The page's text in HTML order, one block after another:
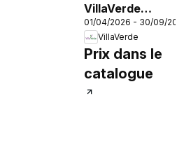
VillaVerde
catalogue
01/04/2026 - 30/09/2026
VillaVerde
Prix dans le
catalogue